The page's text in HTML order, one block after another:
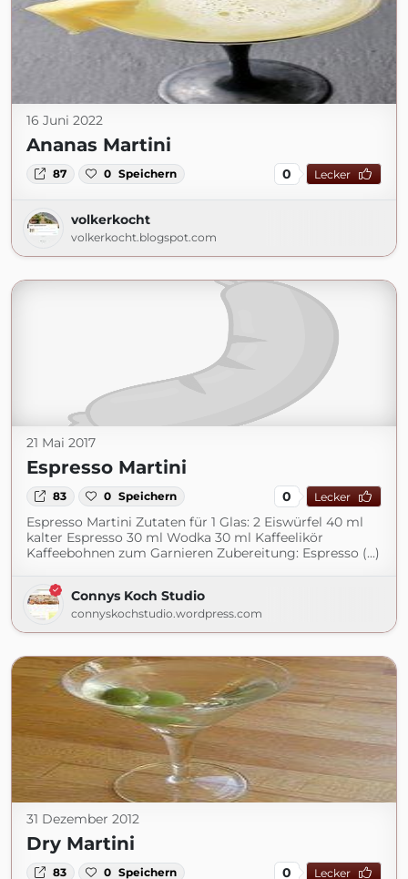
16 Juni 2022
Ananas Martini
87 0 Speichern 0 Lecker
volkerkocht
volkerkocht.blogspot.com
21 Mai 2017
Espresso Martini
83 0 Speichern 0 Lecker
Espresso Martini Zutaten für 1 Glas: 2 Eiswürfel 40 ml
kalter Espresso 30 ml Wodka 30 ml Kaffeelikör
Kaffeebohnen zum Garnieren Zubereitung: Espresso (...)
Connys Koch Studio
connyskochstudio.wordpress.com
31 Dezember 2012
Dry Martini
83 0 Speichern 0 Lecker